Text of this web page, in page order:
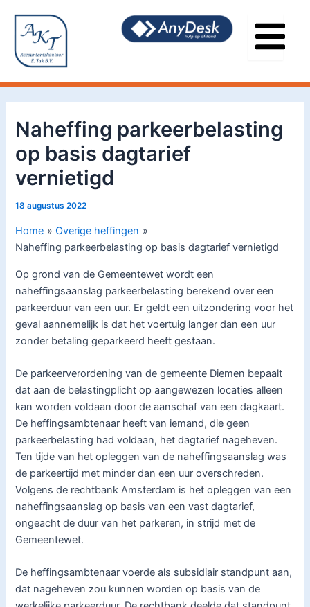
inhoud
Naheffing parkeerbelasting
op basis dagtarief
vernietigd
18 augustus 2022
Home
Overige heffingen
Naheffing parkeerbelasting op basis dagtarief vernietigd
Op grond van de Gemeentewet wordt een
naheffingsaanslag parkeerbelasting berekend over een
parkeerduur van een uur. Er geldt een uitzondering voor het
geval aannemelijk is dat het voertuig langer dan een uur
zonder betaling geparkeerd heeft gestaan.
De parkeerverordening van de gemeente Diemen bepaalt
dat aan de belastingplicht op aangewezen locaties alleen
kan worden voldaan door de aanschaf van een dagkaart.
De heffingsambtenaar heeft van iemand, die geen
parkeerbelasting had voldaan, het dagtarief nageheven.
Ten tijde van het opleggen van de naheffingsaanslag was
de parkeertijd met minder dan een uur overschreden.
Volgens de rechtbank Amsterdam is het opleggen van een
naheffingsaanslag op basis van een vast dagtarief,
ongeacht de duur van het parkeren, in strijd met de
Gemeentewet.
De heffingsambtenaar voerde als subsidiair standpunt aan,
dat nageheven zou kunnen worden op basis van de
navigatie